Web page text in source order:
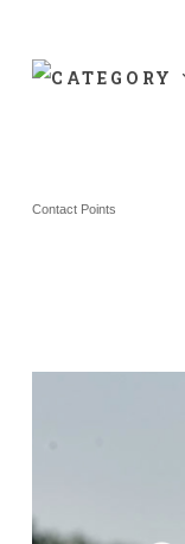
CATEGORY
Contact Points